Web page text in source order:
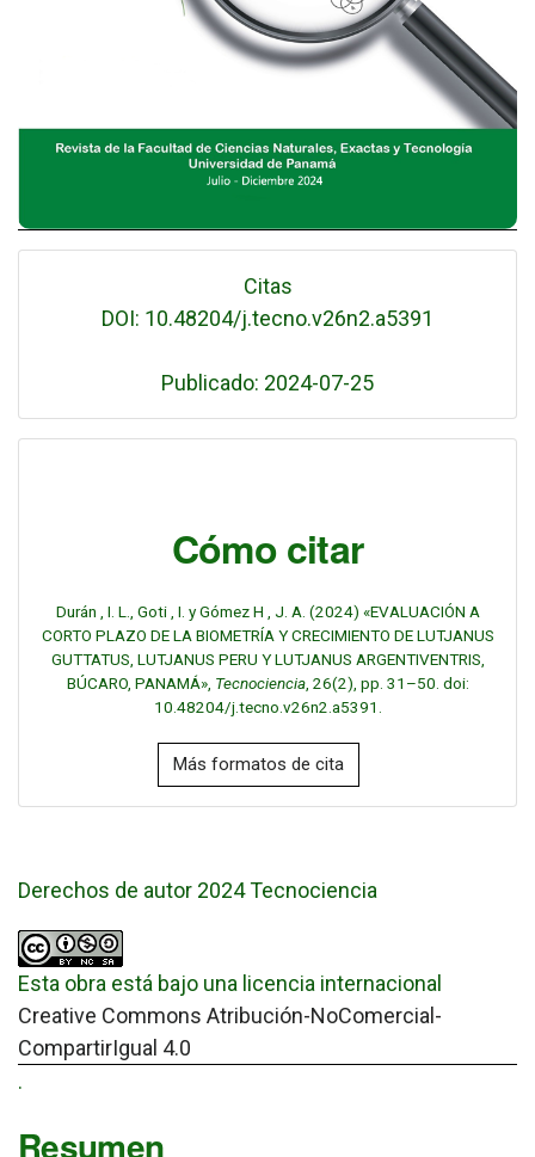
Citas
DOI: 10.48204/j.tecno.v26n2.a5391
Publicado: 2024-07-25
Cómo citar
Durán , I. L., Goti , I. y Gómez H , J. A. (2024) «EVALUACIÓN A
CORTO PLAZO DE LA BIOMETRÍA Y CRECIMIENTO DE LUTJANUS
GUTTATUS, LUTJANUS PERU Y LUTJANUS ARGENTIVENTRIS,
BÚCARO, PANAMÁ», Tecnociencia, 26(2), pp. 31–50. doi:
10.48204/j.tecno.v26n2.a5391.
Más formatos de cita
Derechos de autor 2024 Tecnociencia
Esta obra está bajo una licencia internacional
Creative Commons Atribución-NoComercial-
CompartirIgual 4.0
.
Resumen